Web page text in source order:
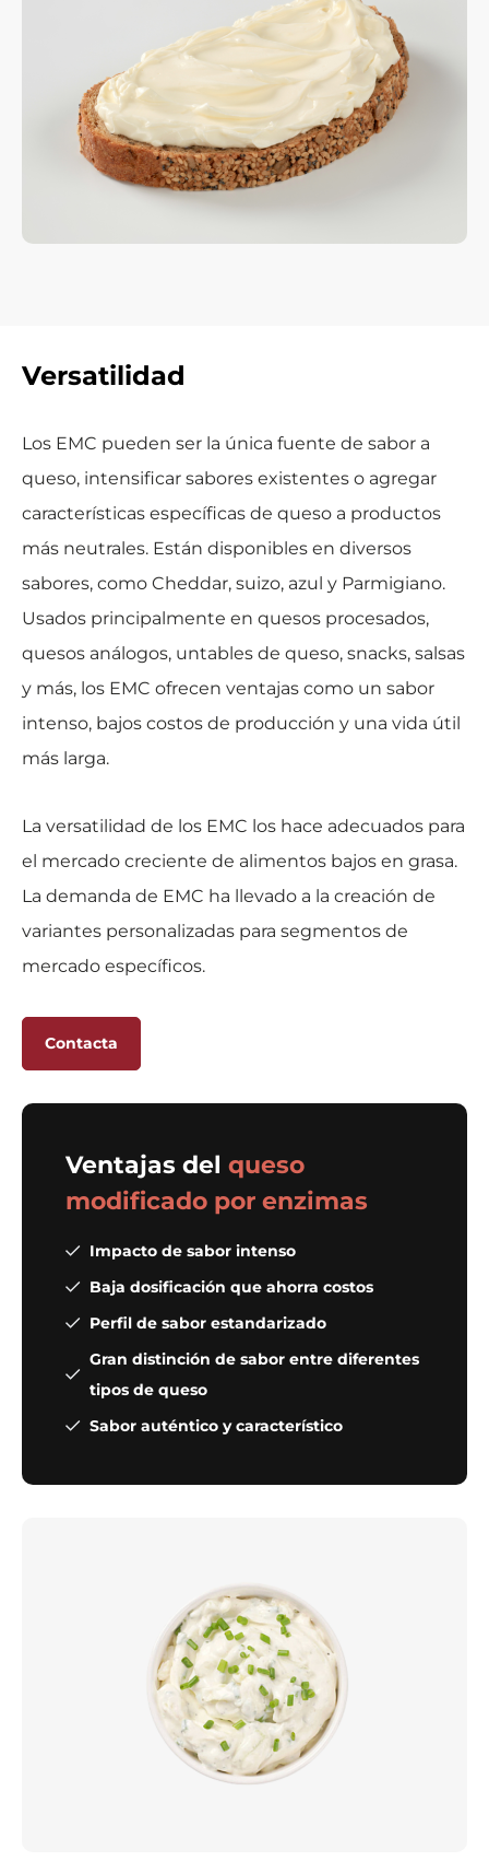
Versatilidad
Los EMC pueden ser la única fuente de sabor a
queso, intensificar sabores existentes o agregar
características específicas de queso a productos
más neutrales. Están disponibles en diversos
sabores, como Cheddar, suizo, azul y Parmigiano.
Usados principalmente en quesos procesados,
quesos análogos, untables de queso, snacks, salsas
y más, los EMC ofrecen ventajas como un sabor
intenso, bajos costos de producción y una vida útil
más larga.
La versatilidad de los EMC los hace adecuados para
el mercado creciente de alimentos bajos en grasa.
La demanda de EMC ha llevado a la creación de
variantes personalizadas para segmentos de
mercado específicos.
Contacta
Ventajas del queso
modificado por enzimas
Impacto de sabor intenso
Baja dosificación que ahorra costos
Perfil de sabor estandarizado
Gran distinción de sabor entre diferentes
tipos de queso
Sabor auténtico y característico